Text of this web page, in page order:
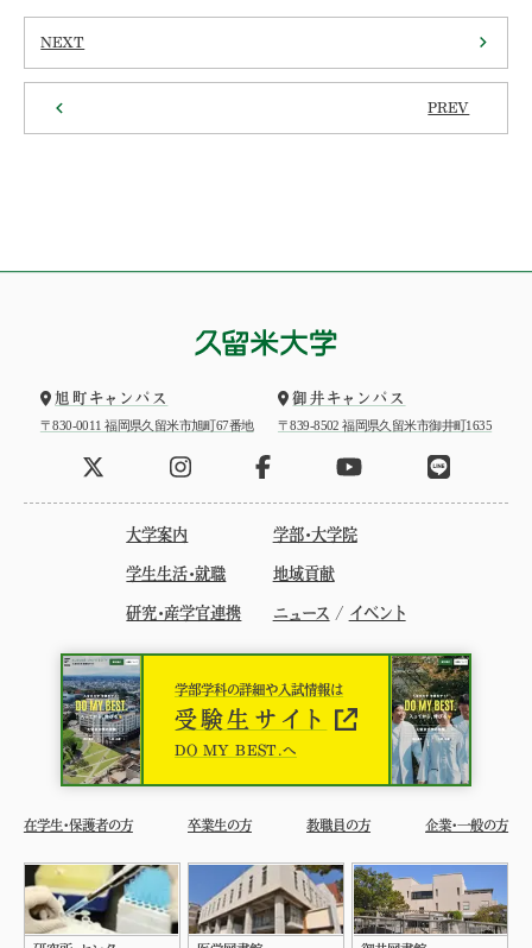
NEXT
PREV
旭町キャンパス
〒830-0011 福岡県久留米市旭町67番地
御井キャンパス
〒839-8502 福岡県久留米市御井町1635
大学案内 学部・大学院
学生生活・就職 地域貢献
研究・産学官連携 ニュース / イベント
学部学科の詳細や入試情報は
受験生サイト
DO MY BEST.へ
在学生・保護者の方 卒業生の方 教職員の方 企業・一般の方